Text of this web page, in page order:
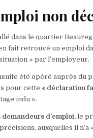
non
dans le quartier
fait retrouvé un emploi
» par l’employeur.
été opéré auprès du
pour cette « déclaration
indu ».
d’emploi, le
auxquelles il n’a